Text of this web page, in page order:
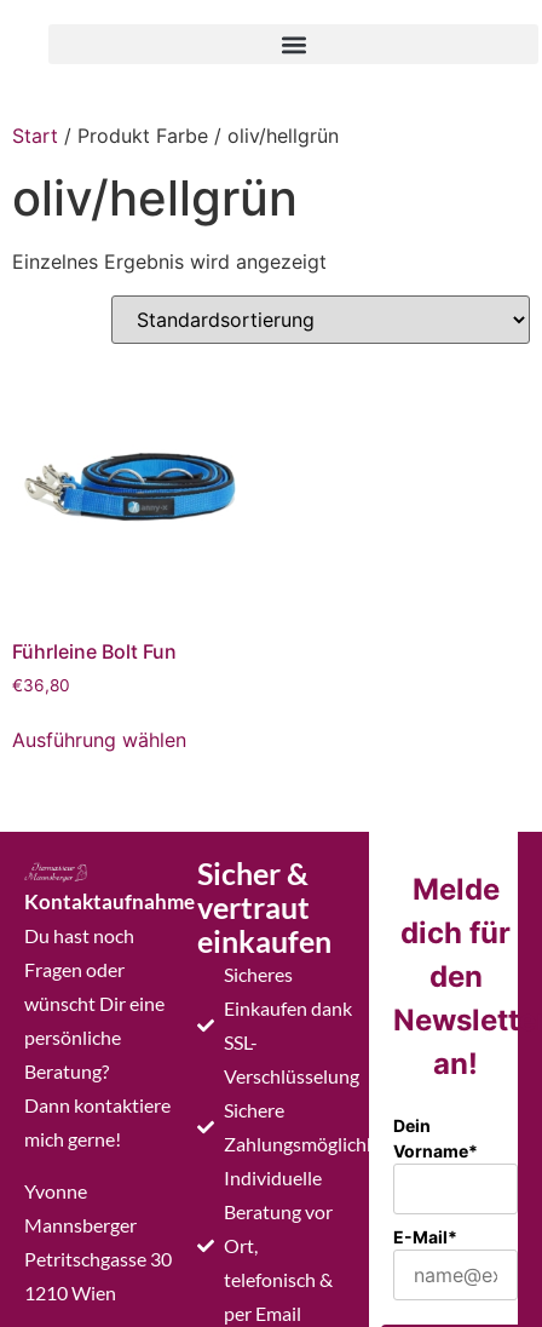
Start / Produkt Farbe / oliv/hellgrün
oliv/hellgrün
Einzelnes Ergebnis wird angezeigt
Führleine Bolt Fun
€36,80
Ausführung wählen
Kontaktaufnahme
Du hast noch
Fragen oder
wünscht Dir eine
persönliche
Beratung?
Dann kontaktiere
mich gerne!
Yvonne
Mannsberger
Petritschgasse 30
1210 Wien
Sicher &
vertraut
einkaufen
Sicheres
Einkaufen dank
SSL-
Verschlüsselung
Sichere
Zahlungsmöglichkeiten
Individuelle
Beratung vor
Ort,
telefonisch &
per Email
Melde
dich für
den
an!
Dein
Vorname*
E-Mail*